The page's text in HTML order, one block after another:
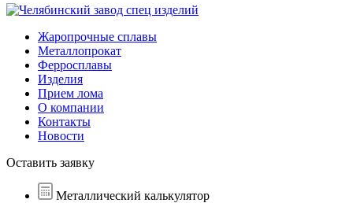
Жаропрочные сплавы
Металлопрокат
Ферросплавы
Изделия
Прием лома
О компании
Контакты
Новости
Оставить заявку
Металлический калькулятор